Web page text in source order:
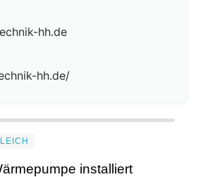
hh.de
hh.de/
installiert